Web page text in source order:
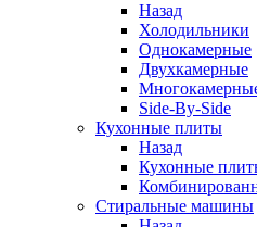
Назад
Холодильники
Однокамерные
Двухкамерные
Side-By-Side
Кухонные плиты
Назад
Кухонные
Стиральные машины